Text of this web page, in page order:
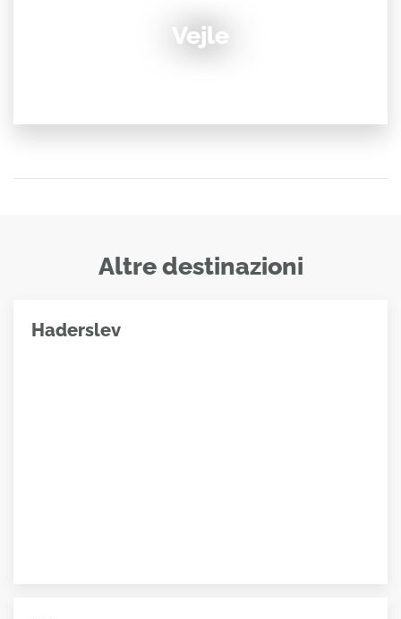
Vejle
Altre destinazioni
Haderslev